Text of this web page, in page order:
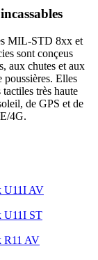
MIL-STD 8xx et
sont conçeus
aux chutes et aux
Elles
très haute
de GPS et de
4G.
U11I AV
U11I ST
AV